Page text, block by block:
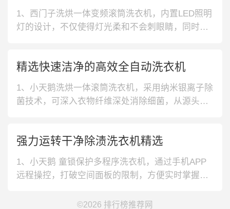
彻底。带15分钟快洗功能，小件衣物不用攒也能
洗。3、卡萨帝 控温准确洗衣机
1、西门子洗烘一体变频滚筒洗衣机，内置LED照明
灯的设计，不仅使得灯光柔和不会刺眼睛，同时又
的设计，会模仿水流波纹，顺势而动，使得洗衣机
运行的时候不会产生很大的声音的同时，又能更好
的呵护衣物。3、三星滚筒超大容
精选快速洁净的高效全自动洗衣机
1、小天鹅洗烘一体滚筒洗衣机，采用纳米银离子除
菌技术，可深入衣物纤维深处消除细菌，从源头抑
统，有效除菌净螨，呵护每一寸衣物面料，搭载多
种特渍洗程序，针对顽固污渍，让衣物回归光洁如
新面貌。3、西门子变频滚筒洗衣机
强力运转干净除渍洗衣机精选
1、小天鹅 童锁保护多程序洗衣机，通过手机APP
远程操控，打破空间面板的限制，方便实时掌握运
除手动清理的麻烦。2、康佳 抗菌窗垫洗衣机，配
©2026 排行榜推荐网